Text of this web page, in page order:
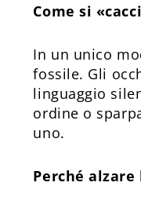
Come si
In un unico
fossile. Gli
linguaggio
ordine o
uno.
Perché